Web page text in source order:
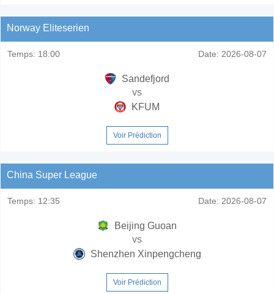
Norway Eliteserien
Temps: 18:00 Date: 2026-08-07
Sandefjord
vs
KFUM
Voir Prédiction
China Super League
Temps: 12:35 Date: 2026-08-07
Beijing Guoan
vs
Shenzhen Xinpengcheng
Voir Prédiction